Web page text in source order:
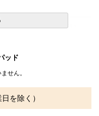
用は絶対にお避けください。
地域へのお届けは別途送料が
。また発送予定も変更になる場
するよう心がけております
でる場合がございますのでご了
ッド
せん。
を除く）